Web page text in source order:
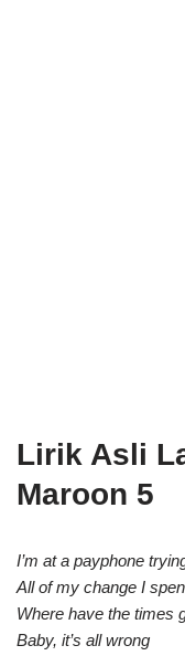
Lirik Asli
Maroon 5
I’m at a payphone
All of my change I
Where have the times
Baby, it’s all wrong